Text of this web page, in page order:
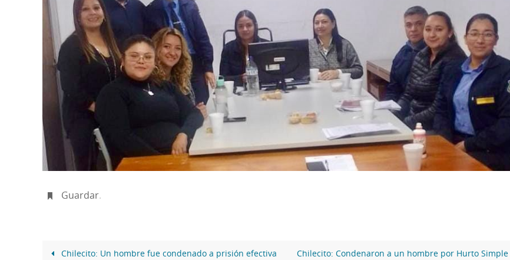
Guardar.
Chilecito: Un hombre fue condenado a prisión efectiva
Chilecito: Condenaron a un hombre por Hurto Simple